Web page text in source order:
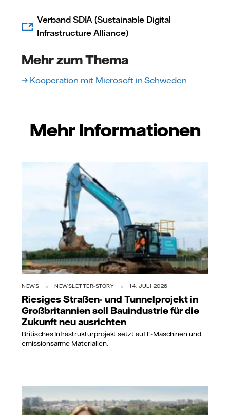
Verband SDIA (Sustainable Digital
Infrastructure Alliance)
Mehr zum Thema
→ Kooperation mit Microsoft in Schweden
Mehr Informationen
NEWS NEWSLETTER-STORY 14. JULI 2026
Riesiges Straßen- und Tunnelprojekt in
Großbritannien soll Bauindustrie für die
Zukunft neu ausrichten
Britisches Infrastrukturprojekt setzt auf E-Maschinen und
emissionsarme Materialien.